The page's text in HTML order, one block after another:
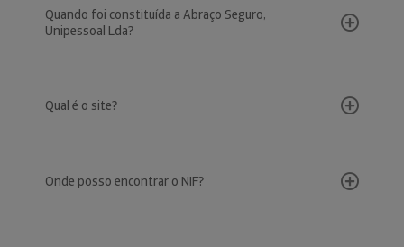
Quando foi constituída a Abraço Seguro,
Unipessoal Lda?
Qual é o site?
Onde posso encontrar o NIF?